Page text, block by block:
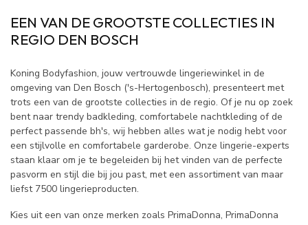
EEN VAN DE GROOTSTE COLLECTIES IN
REGIO DEN BOSCH
Koning Bodyfashion, jouw vertrouwde lingeriewinkel in de
omgeving van Den Bosch ('s-Hertogenbosch), presenteert met
trots een van de grootste collecties in de regio. Of je nu op zoek
bent naar trendy badkleding, comfortabele nachtkleding of de
perfect passende bh's, wij hebben alles wat je nodig hebt voor
een stijlvolle en comfortabele garderobe. Onze lingerie-experts
staan klaar om je te begeleiden bij het vinden van de perfecte
pasvorm en stijl die bij jou past, met een assortiment van maar
liefst 7500 lingerieproducten.
Kies uit een van onze merken zoals PrimaDonna, PrimaDonna